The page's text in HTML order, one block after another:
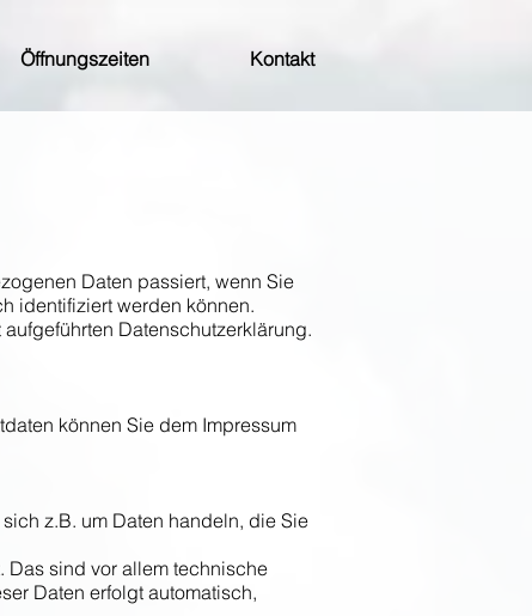
Öffnungszeiten Kontakt
Daten passiert, wenn Sie
identifiziert werden können.
Datenschutzerklärung.
können Sie dem Impressum
z.B. um Daten handeln, die Sie
Das sind vor allem technische
Daten erfolgt automatisch,